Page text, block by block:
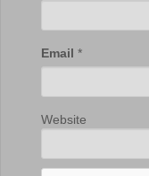
Email *
Website